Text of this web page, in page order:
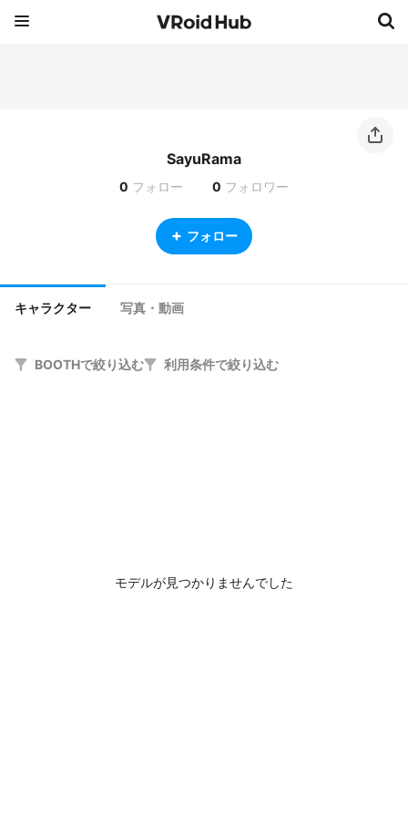
SayuRama
0 フォロー 0 フォロワー
フォロー
キャラクター 写真・動画
BOOTHで絞り込む 利用条件で絞り込む
モデルが見つかりませんでした